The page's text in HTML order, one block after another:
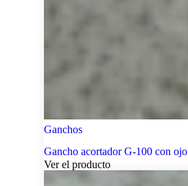
Ganchos
Gancho acortador G-100 con ojo
Ver el producto